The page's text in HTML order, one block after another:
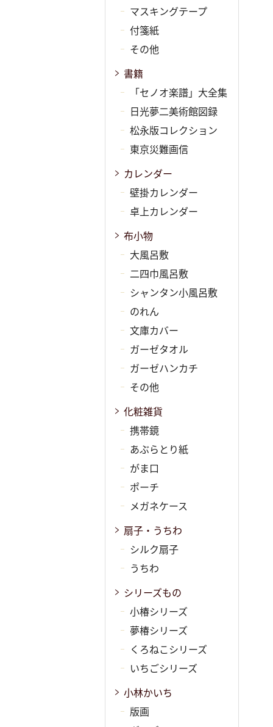
マスキングテープ
付箋紙
その他
書籍
「セノオ楽譜」大全集
日光夢二美術館図録
松永版コレクション
東京災難画信
カレンダー
壁掛カレンダー
卓上カレンダー
布小物
大風呂敷
二四巾風呂敷
シャンタン小風呂敷
のれん
文庫カバー
ガーゼタオル
ガーゼハンカチ
その他
化粧雑貨
携帯鏡
あぶらとり紙
がま口
ポーチ
メガネケース
扇子・うちわ
シルク扇子
うちわ
シリーズもの
小椿シリーズ
夢椿シリーズ
くろねこシリーズ
いちごシリーズ
小林かいち
版画